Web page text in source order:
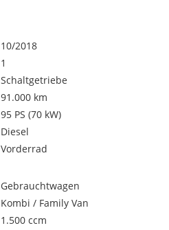
10/2018
1
Schaltgetriebe
91.000 km
95 PS (70 kW)
Diesel
Vorderrad
Gebrauchtwagen
Kombi / Family Van
1.500 ccm